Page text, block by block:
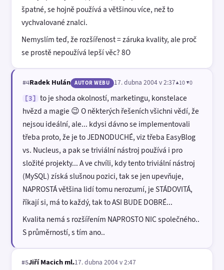
špatné, se hojně používá a většinou více, než to
vychvalované znalci.
Nemyslím teď, že rozšířenost = záruka kvality, ale proč
se prostě nepoužívá lepší věc? 8O
#4Radek Hulán AUTOR WEBU 17. dubna 2004 v 2:37▲10 ▼0
[3]
to je shoda okolností, marketingu, konstelace
hvězd a magie 😉 O některých řešeních všichni vědí, že
nejsou ideální, ale... kdysi dávno se implementovali
třeba proto, že je to JEDNODUCHÉ, viz třeba EasyBlog
vs. Nucleus, a pak se triviální nástroj používá i pro
složité projekty... A ve chvíli, kdy tento triviální nástroj
(MySQL) získá slušnou pozici, tak se jen upevňuje,
NAPROSTÁ většina lidí tomu nerozumí, je STÁDOVITÁ,
říkají si, má to každý, tak to ASI BUDE DOBRÉ...
Kvalita nemá s rozšířením NAPROSTO NIC společného..
S průměrností, s tím ano..
#5Jiří Macich ml.17. dubna 2004 v 2:47